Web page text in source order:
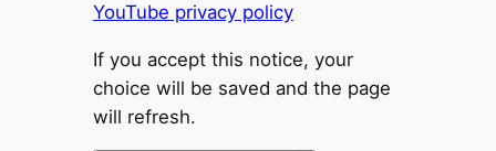
YouTube privacy policy
If you accept this notice, your
choice will be saved and the page
will refresh.